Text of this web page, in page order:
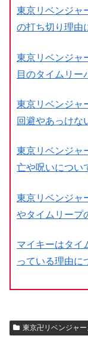
東京リベンジャ
の打ち切り理由
東京リベンジャ
目のタイムリー
東京リベンジャ
回避やあっけな
東京リベンジャ
亡や呪いについ
東京リベンジャ
やタイムリープ
マイキーはタイ
っている理由に
東京卍リベンジャー